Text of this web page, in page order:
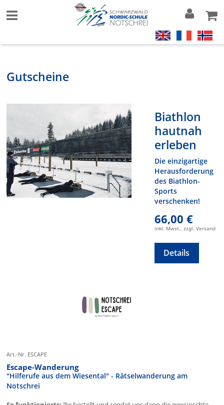
Gutscheine
Biathlon
hautnah
erleben
Die einzigartige
Herausforderung
des Biathlon-
Sports
verschenken!
66,00 €
inkl. Mwst., zzgl. Versand
Details
Art.-Nr. ESCAPE
Escape-Wanderung
"Hilferufe aus dem Wiesental" - Rätselwanderung am
Notschrei